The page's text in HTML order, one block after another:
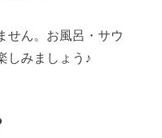
せん。お風呂・サウ
しみましょう♪